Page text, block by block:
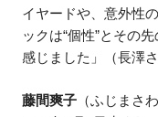
イヤードや、意外性
ックは“個性”とその
感じました」（長澤さ
藤間爽子 （ふじまさわ